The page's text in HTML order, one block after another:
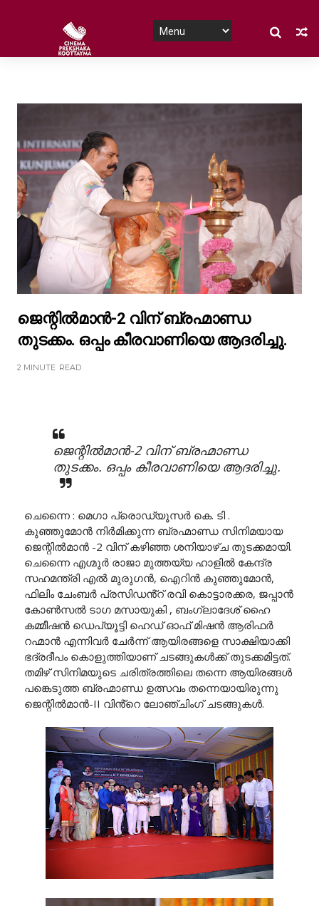
ജെന്റിൽമാൻ-2 വിന് ബ്രഹ്മാണ്ഡ
തുടക്കം. ഒപ്പം കീരവാണിയെ ആദരിച്ചു.
2 MINUTE READ
ജെന്റിൽമാൻ-2 വിന് ബ്രഹ്മാണ്ഡ
തുടക്കം. ഒപ്പം കീരവാണിയെ ആദരിച്ചു.
ചെന്നൈ : മെഗാ പ്രൊഡ്യൂസർ കെ. ടി .
കുഞ്ഞുമോൻ നിർമിക്കുന്ന ബ്രഹ്മാണ്ഡ സിനിമയായ
ജെന്റിൽമാൻ -2 വിന് കഴിഞ്ഞ ശനിയാഴ്ച തുടക്കമായി.
ചെന്നൈ എഗ്മൂർ രാജാ മുത്തയ്യ ഹാളിൽ കേന്ദ്ര
സഹമന്ത്രി എൽ മുരുഗൻ, ഐറിൻ കുഞ്ഞുമോൻ,
ഫിലിം ചേംബർ പ്രസിഡൻ്റ് രവി കൊട്ടാരക്കര, ജപ്പാൻ
കോൺസൽ ടാഗ മസായുകി , ബംഗ്ലാദേശ് ഹൈ
കമ്മീഷൻ ഡെപ്യൂട്ടി ഹെഡ് ഓഫ് മിഷൻ ആരിഫർ
റഹ്മാൻ എന്നിവർ ചേർന്ന് ആയിരങ്ങളെ സാക്ഷിയാക്കി
ഭദ്രദീപം കൊളുത്തിയാണ് ചടങ്ങുകൾക്ക് തുടക്കമിട്ടത്.
തമിഴ് സിനിമയുടെ ചരിത്രത്തിലെ തന്നെ ആയിരങ്ങൾ
പങ്കെടുത്ത ബ്രഹ്മാണ്ഡ ഉത്സവം തന്നെയായിരുന്നു
ജെന്റിൽമാൻ-II വിൻ്റെ ലോഞ്ചിംഗ് ചടങ്ങുകൾ.